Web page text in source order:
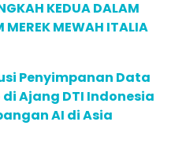
KEDUA DALAM
MEREK MEWAH ITALIA
Penyimpanan Data
Ajang DTI Indonesia
AI di Asia